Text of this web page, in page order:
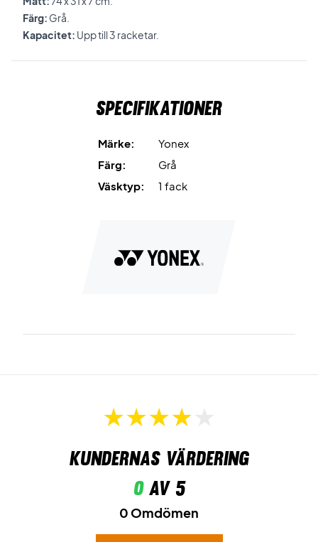
Färg: Grå.
Kapacitet: Upp till 3 racketar.
Specifikationer
Märke:
Yonex
Färg:
Grå
Väsktyp:
1 fack
Kundernas värdering
0av 5
0 Omdömen